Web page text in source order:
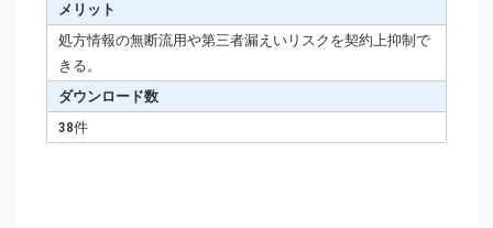
メリット
処方情報の無断流用や第三者漏えいリスクを契約上抑制で
きる。
ダウンロード数
38件